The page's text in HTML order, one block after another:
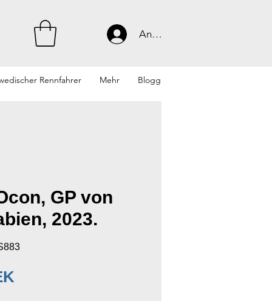
Anmelden
Rennfahrer Mehr Blogg
GP von
2023.